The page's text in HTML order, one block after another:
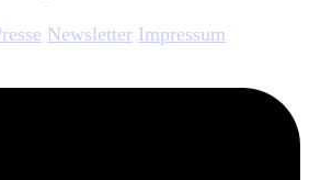
Newsletter Impressum